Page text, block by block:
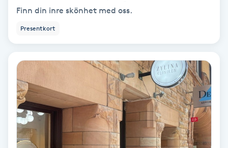
Gelenaglar
Gellack
Gellack med förstärkning
Gravidmassage
Gravidyoga
Finn din inre skönhet med oss.
Presentkort